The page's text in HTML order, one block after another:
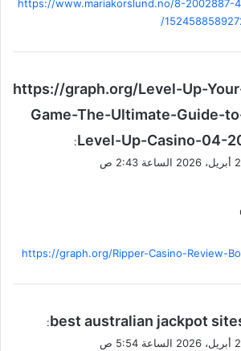
https://www.mariakorslund.no/8-2002887-
https://graph.org/Level-Up-
Game-The-Ultimate-Guide-
Level-Up-Casino-04-
:
2:43 ص
https://graph.org/Ripper-Casino-Review-
best australian jackpot
:
5:54 ص